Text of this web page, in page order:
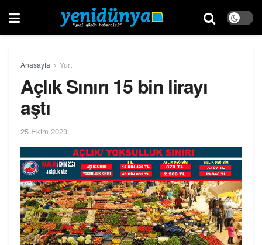
Anasayfa Yurt
Açlık Sınırı 15 bin lirayı
aştı
25 Ekim 2023